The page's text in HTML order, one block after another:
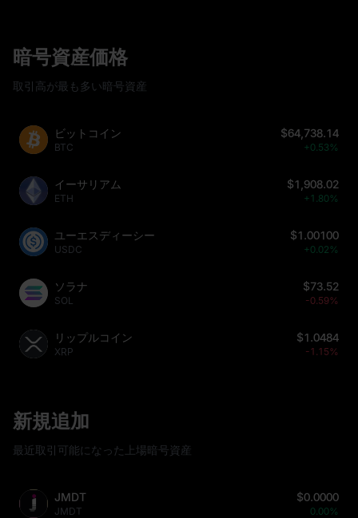
暗号資産価格
取引高が最も多い暗号資産
ビットコイン
BTC
$64,738.14
+0.53%
イーサリアム
ETH
$1,908.02
+1.80%
ユーエスディーシー
USDC
$1.00100
+0.02%
ソラナ
SOL
$73.52
-0.59%
リップルコイン
XRP
$1.0484
-1.15%
新規追加
最近取引可能になった上場暗号資産
JMDT
JMDT
$0.0000
0.00%